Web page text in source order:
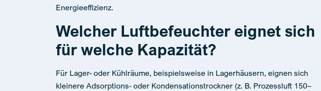
Energieeffizienz.
Welcher Luftbefeuchter eignet sich
für welche Kapazität?
Für Lager- oder Kühlräume, beispielsweise in Lagerhäusern, eignen sich
kleinere Adsorptions- oder Kondensationstrockner (z. B. Prozessluft 150–